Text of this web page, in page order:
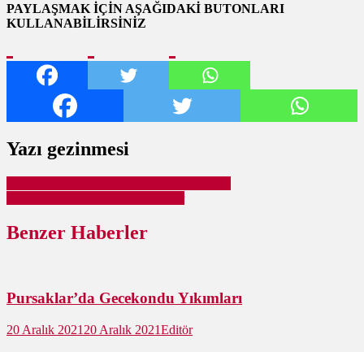
PAYLAŞMAK İÇİN AŞAĞIDAKİ BUTONLARI
KULLANABİLİRSİNİZ
Yazı gezinmesi
Benzer Haberler
Pursaklar’da Gecekondu Yıkımları
20 Aralık 2021 20 Aralık 2021Editör